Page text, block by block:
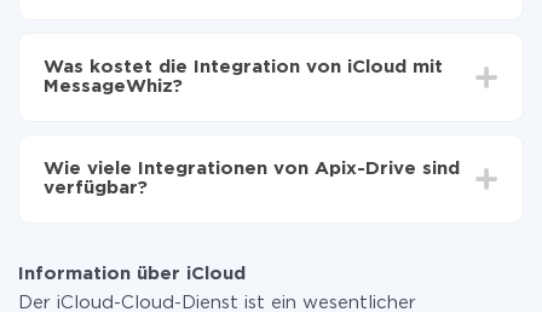
MessageWhiz übertragen
Im Durchschnitt dauert es 10-15 Minuten.
Was kostet die Integration von iCloud mit
MessageWhiz?
zahlen nur für die Datenmenge, die über unseren
Service von einem System auf ein anderes übertragen
Weitere Informationen zu
Wie viele Integrationen von Apix-Drive sind
verfügbar?
Information über iCloud
Der iCloud-Cloud-Dienst ist ein wesentlicher